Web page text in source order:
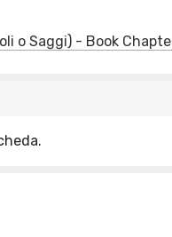
o Saggi) - Book